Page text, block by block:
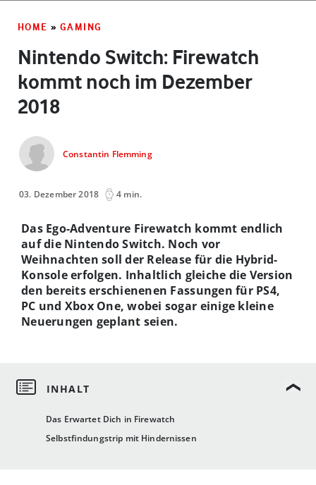
HOME » GAMING
Nintendo Switch: Firewatch
kommt noch im Dezember
2018
Constantin Flemming
03. Dezember 2018 4 min.
Das Erwartet Dich in Firewatch
Selbstfindungstrip mit Hindernissen
Das Ego-Adventure Firewatch kommt endlich
auf die Nintendo Switch. Noch vor
Weihnachten soll der Release für die Hybrid-
Konsole erfolgen. Inhaltlich gleiche die Version
den bereits erschienenen Fassungen für PS4,
PC und Xbox One, wobei sogar einige kleine
Neuerungen geplant seien.